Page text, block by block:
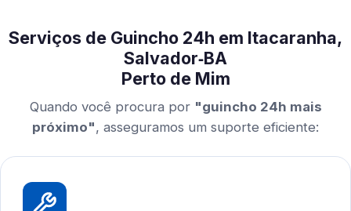
Serviços de Guincho 24h em Itacaranha,
Salvador‑BA
Perto de Mim
Quando você procura por "guincho 24h mais
próximo", asseguramos um suporte eficiente: